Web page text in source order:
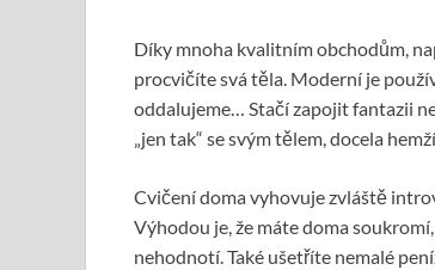
Díky mnoha kvalitním obchodům,
procvičíte svá těla. Moderní je
oddalujeme… Stačí zapojit fantazii
„jen tak“ se svým tělem, docela
Cvičení doma vyhovuje zvláště
Výhodou je, že máte doma
nehodnotí. Také ušetříte nemalé